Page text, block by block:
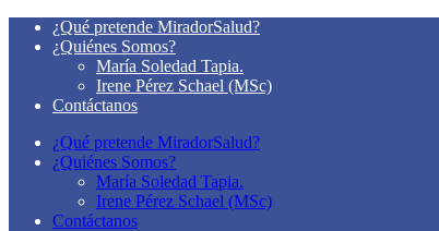
¿Qué pretende MiradorSalud?
¿Quiénes Somos?
María Soledad Tapia.
Irene Pérez Schael (MSc)
Contáctanos
¿Qué pretende MiradorSalud?
¿Quiénes Somos?
María Soledad Tapia.
Irene Pérez Schael (MSc)
Contáctanos